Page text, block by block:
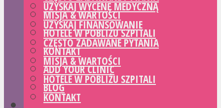
MISJA & WARTOŚCI
HOTELE W POBLIŻU SZPITALI
KONTAKT
ADD YOUR CLINIC
BLOG
UZYSKAJ WYCENĘ MEDYCZNĄ
UZYSKAJ FINANSOWANIE
CZĘSTO ZADAWANE PYTANIA
MISJA & WARTOŚCI
HOTELE W POBLIŻU SZPITALI
KONTAKT